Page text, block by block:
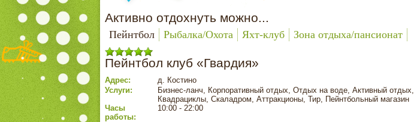
Активно отдохнуть можно...
Пейнтбол Рыбалка/Охота Яхт-клуб Зона отдыха/пансионат
Пейнтбол клуб «Гвардия»
Адрес: д. Костино
Услуги:
Бизнес-ланч, Корпоративный отдых, Отдых на воде, Активный отдых,
Квадрациклы, Скаладром, Аттракционы, Тир, Пейнтбольный магазин
Часы
работы:
10:00 - 22:00